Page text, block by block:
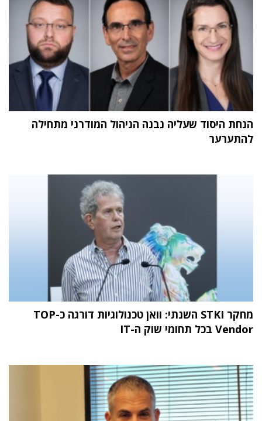
הנחת היסוד שעליה נבנה הניהול המודרני מתחילה
להתערער
מחקר STKI השנתי: וואן טכנולוגיות דורגה כ-TOP
Vendor בכל תחומי שוק ה-IT